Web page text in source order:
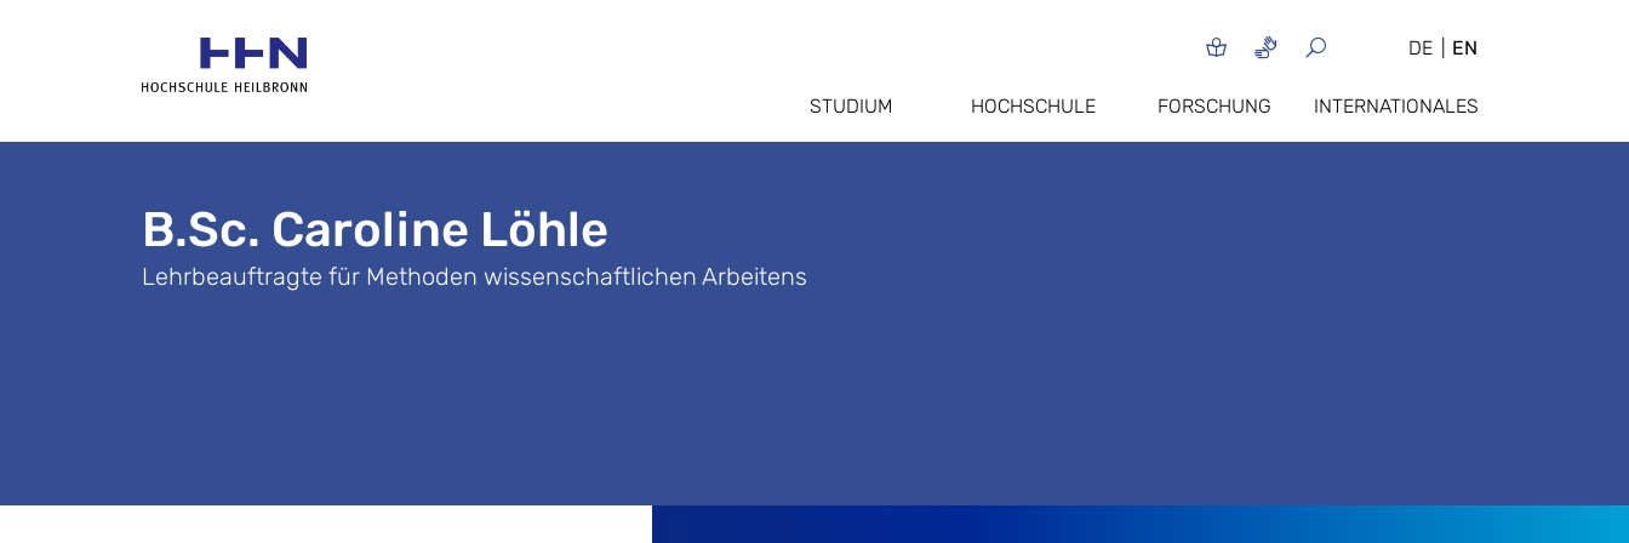
DE EN
STUDIUM HOCHSCHULE FORSCHUNG INTERNATIONALES
B.Sc. Caroline Löhle
Lehrbeauftragte für Methoden wissenschaftlichen Arbeitens